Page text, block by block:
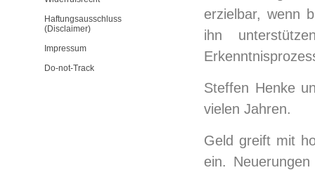
erzielbar, wenn
ihn
Steffen Henke
vielen Jahren.
Geld greift mit
ein.
Haftungsausschluss
(Disclaimer)
Impressum
Do-not-Track